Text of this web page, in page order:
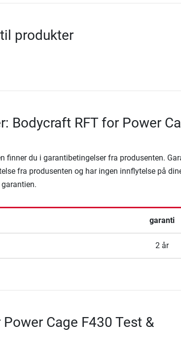
produkter
Bodycraft RFT for Power
finner du i garantibetingelser fra produsenten.
fra produsenten og har ingen innflytelse på
garanti
2 år
Cage F430 Test &